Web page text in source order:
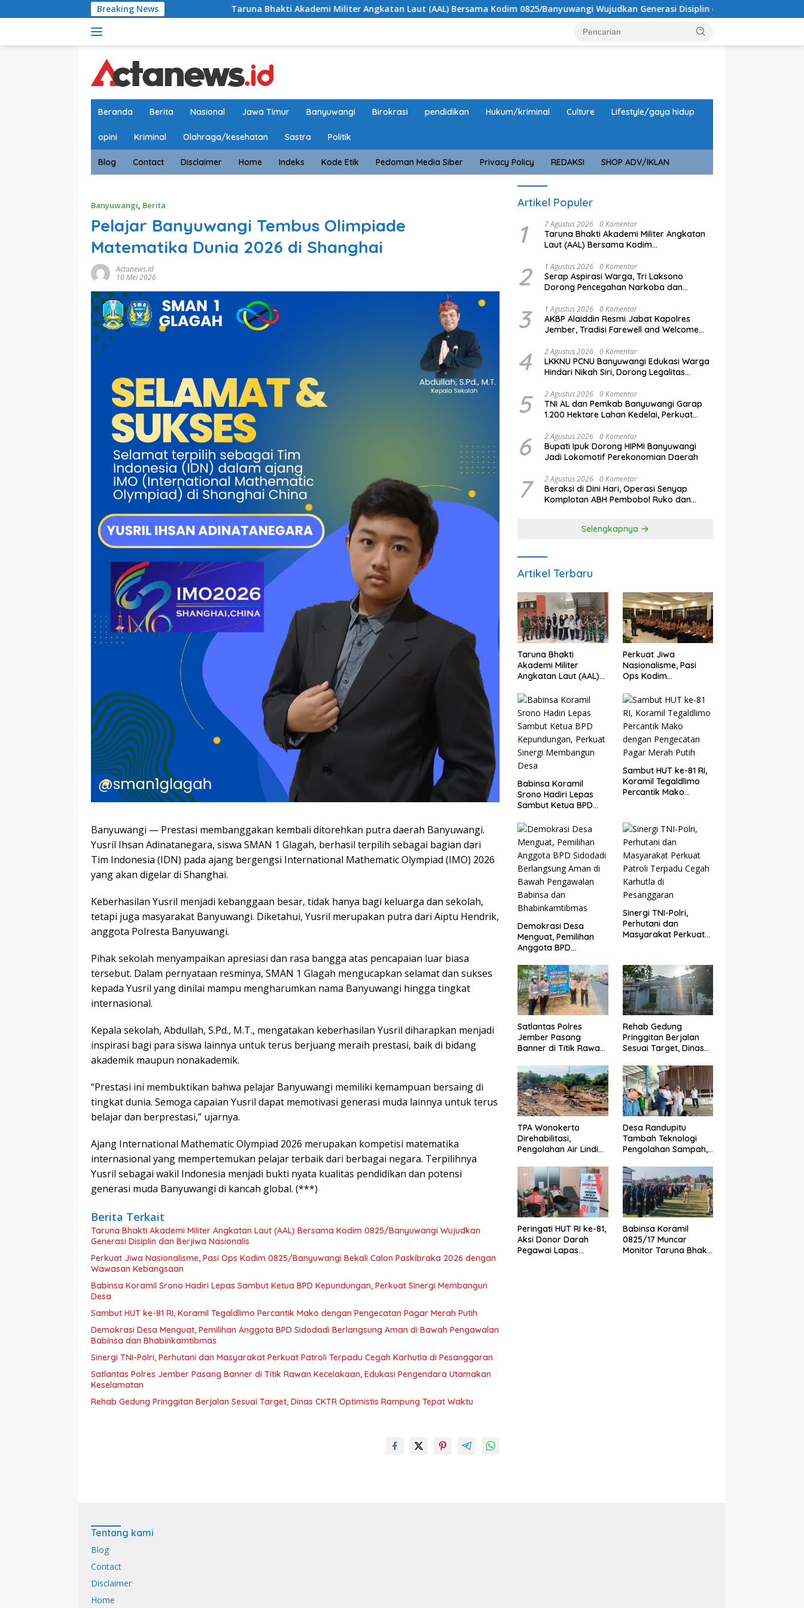
ke
Breaking NewsTaruna Bhakti Akademi Militer Angkatan Laut (AAL) Bersama Kodim 0825/Banyuwangi Wujudkan Generasi Disiplin dan Berjiwa Nasionalis
Beranda Berita Nasional Jawa Timur Banyuwangi Birokrasi pendidikan Hukum/kriminal Culture Lifestyle/gaya hidup
opini Kriminal Olahraga/kesehatan Sastra Politik
Blog Contact Disclaimer Home Indeks Kode Etik Pedoman Media Siber Privacy Policy REDAKSI SHOP ADV/IKLAN
Banyuwangi, Berita
Pelajar Banyuwangi Tembus Olimpiade
Matematika Dunia 2026 di Shanghai
Actanews.id
10 Mei 2026
Banyuwangi — Prestasi membanggakan kembali ditorehkan putra daerah Banyuwangi.
Yusril Ihsan Adinatanegara, siswa SMAN 1 Glagah, berhasil terpilih sebagai bagian dari
Tim Indonesia (IDN) pada ajang bergengsi International Mathematic Olympiad (IMO) 2026
yang akan digelar di Shanghai.
Keberhasilan Yusril menjadi kebanggaan besar, tidak hanya bagi keluarga dan sekolah,
tetapi juga masyarakat Banyuwangi. Diketahui, Yusril merupakan putra dari Aiptu Hendrik,
anggota Polresta Banyuwangi.
Pihak sekolah menyampaikan apresiasi dan rasa bangga atas pencapaian luar biasa
tersebut. Dalam pernyataan resminya, SMAN 1 Glagah mengucapkan selamat dan sukses
kepada Yusril yang dinilai mampu mengharumkan nama Banyuwangi hingga tingkat
internasional.
Kepala sekolah, Abdullah, S.Pd., M.T., mengatakan keberhasilan Yusril diharapkan menjadi
inspirasi bagi para siswa lainnya untuk terus berjuang meraih prestasi, baik di bidang
akademik maupun nonakademik.
“Prestasi ini membuktikan bahwa pelajar Banyuwangi memiliki kemampuan bersaing di
tingkat dunia. Semoga capaian Yusril dapat memotivasi generasi muda lainnya untuk terus
belajar dan berprestasi,” ujarnya.
Ajang International Mathematic Olympiad 2026 merupakan kompetisi matematika
internasional yang mempertemukan pelajar terbaik dari berbagai negara. Terpilihnya
Yusril sebagai wakil Indonesia menjadi bukti nyata kualitas pendidikan dan potensi
generasi muda Banyuwangi di kancah global. (***)
Berita Terkait
Taruna Bhakti Akademi Militer Angkatan Laut (AAL) Bersama Kodim 0825/Banyuwangi Wujudkan
Generasi Disiplin dan Berjiwa Nasionalis
Perkuat Jiwa Nasionalisme, Pasi Ops Kodim 0825/Banyuwangi Bekali Calon Paskibraka 2026 dengan
Wawasan Kebangsaan
Babinsa Koramil Srono Hadiri Lepas Sambut Ketua BPD Kepundungan, Perkuat Sinergi Membangun
Desa
Sambut HUT ke-81 RI, Koramil Tegaldlimo Percantik Mako dengan Pengecatan Pagar Merah Putih
Demokrasi Desa Menguat, Pemilihan Anggota BPD Sidodadi Berlangsung Aman di Bawah Pengawalan
Babinsa dan Bhabinkamtibmas
Sinergi TNI-Polri, Perhutani dan Masyarakat Perkuat Patroli Terpadu Cegah Karhutla di Pesanggaran
Satlantas Polres Jember Pasang Banner di Titik Rawan Kecelakaan, Edukasi Pengendara Utamakan
Keselamatan
Rehab Gedung Pringgitan Berjalan Sesuai Target, Dinas CKTR Optimistis Rampung Tepat Waktu
Artikel Populer
1 7 Agustus 2026 0 Komentar
Taruna Bhakti Akademi Militer Angkatan
Laut (AAL) Bersama Kodim
Disiplin dan Berjiwa Nasionalis
2 1 Agustus 2026 0 Komentar
Serap Aspirasi Warga, Tri Laksono
Dorong Pencegahan Narkoba dan
3 1 Agustus 2026 0 Komentar
AKBP Alaiddin Resmi Jabat Kapolres
Jember, Tradisi Farewell and Welcome
4 2 Agustus 2026 0 Komentar
LKKNU PCNU Banyuwangi Edukasi Warga
Hindari Nikah Siri, Dorong Legalitas
5 2 Agustus 2026 0 Komentar
TNI AL dan Pemkab Banyuwangi Garap
1.200 Hektare Lahan Kedelai, Perkuat
6 2 Agustus 2026 0 Komentar
Bupati Ipuk Dorong HIPMI Banyuwangi
Jadi Lokomotif Perekonomian Daerah
7 2 Agustus 2026 0 Komentar
Beraksi di Dini Hari, Operasi Senyap
Komplotan ABH Pembobol Ruko dan
Selengkapnya
Artikel Terbaru
Taruna Bhakti
Akademi Militer
Angkatan Laut (AAL)
0825/Banyuwangi
Wujudkan Generasi
Disiplin dan Berjiwa
Nasionalis
Perkuat Jiwa
Nasionalisme, Pasi
Ops Kodim
Bekali Calon
Paskibraka 2026
dengan Wawasan
Kebangsaan
Babinsa Koramil
Srono Hadiri Lepas
Sambut Ketua BPD
Perkuat Sinergi
Membangun Desa
Sambut HUT ke-81 RI,
Koramil Tegaldlimo
Percantik Mako
Demokrasi Desa
Menguat, Pemilihan
Anggota BPD
Aman di Bawah
Pengawalan Babinsa
dan
Bhabinkamtibmas
Sinergi TNI-Polri,
Perhutani dan
Masyarakat Perkuat
Pesanggaran
Satlantas Polres
Jember Pasang
Banner di Titik Rawan
Pengendara
Utamakan
Keselamatan
Rehab Gedung
Pringgitan Berjalan
Sesuai Target, Dinas
Rampung Tepat
Waktu
TPA Wonokerto
Direhabilitasi,
Pengolahan Air Lindi
Modern
Desa Randupitu
Tambah Teknologi
Pengolahan Sampah,
Pengubah Plastik Jadi
BBM
Peringati HUT RI ke-81,
Aksi Donor Darah
Pegawai Lapas
Babinsa Koramil
0825/17 Muncar
Monitor Taruna Bhakti
Tentang kami
Blog
Contact
Disclaimer
Home